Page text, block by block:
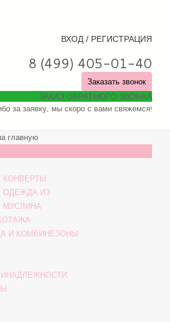
ВХОД / РЕГИСТРАЦИЯ
8 (499) 405-01-40
Заказать звонок
ЗАКАЗ ОБРАТНОГО ЗВОНКА
за заявку, мы скоро с вами свяжемся!
главную
КОНВЕРТЫ
ОДЕЖДА ИЗ
МУСЛИНА
И КОМБИНЕЗОНЫ